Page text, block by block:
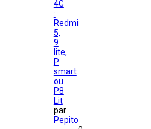
4G
:
Redmi
5,
9
lite,
P
smart
ou
P8
Lit
par
Pepito